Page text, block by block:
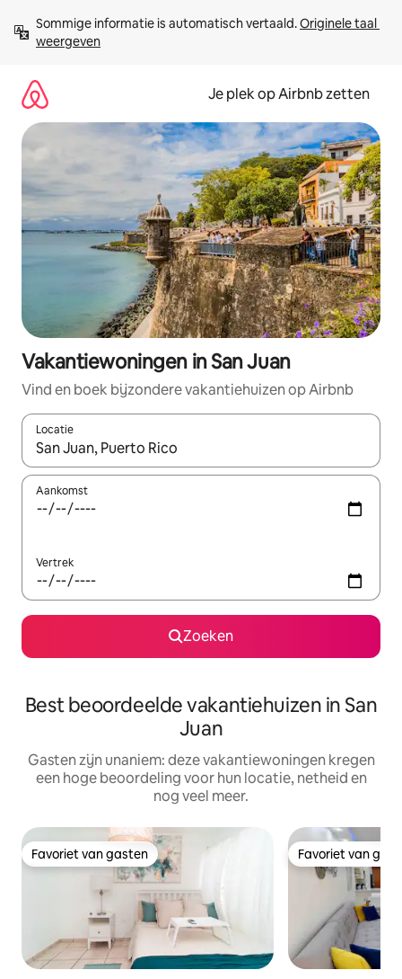
direct
naar
Sommige informatie is automatisch vertaald. Originele taal
weergeven
Je plek op Airbnb zetten
Vakantiewoningen in San Juan
Vind en boek bijzondere vakantiehuizen op Airbnb
Locatie
Wanneer er resultaten beschikbaar zijn, maak je een keuze
Aankomst
Vertrek
Zoeken
Best beoordeelde vakantiehuizen in San
Juan
Gasten zijn unaniem: deze vakantiewoningen kregen
een hoge beoordeling voor hun locatie, netheid en
nog veel meer.
Favoriet van gasten
Favoriet van gasten Favoriet van
Favoriet van